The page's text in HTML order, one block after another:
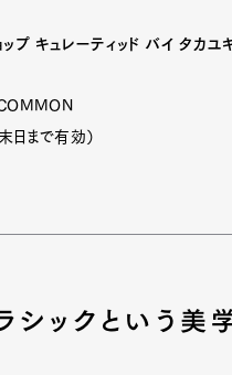
プ キュレーティッド バイ タカユ
日まで有効）
シックという